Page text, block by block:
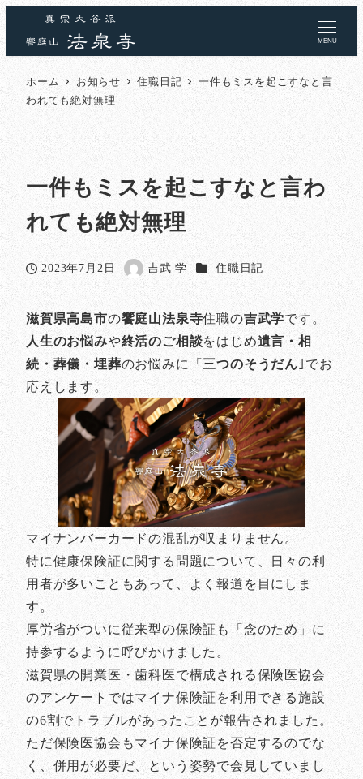
MENU
ホーム お知らせ 住職日記
一件もミスを起こすなと言
われても絶対無理
一件もミスを起こすなと言わ
れても絶対無理
投稿日
2023年7月2日
著
吉武 学 カテゴリー
住職日記
滋賀県高島市の饗庭山法泉寺住職の吉武学です。
人生のお悩みや終活のご相談をはじめ遺言・相
続・葬儀・埋葬のお悩みに「 三つのそうだん ｣でお
応えします。
マイナンバーカードの混乱が収まりません。
特に健康保険証に関する問題について、日々の利
用者が多いこともあって、よく報道を目にしま
す。
厚労省がついに従来型の保険証も「念のため」に
持参するように呼びかけました。
滋賀県の開業医・歯科医で構成される保険医協会
のアンケートではマイナ保険証を利用できる施設
の6割でトラブルがあったことが報告されました。
ただ保険医協会もマイナ保険証を否定するのでな
く、併用が必要だ、という姿勢で会見していまし